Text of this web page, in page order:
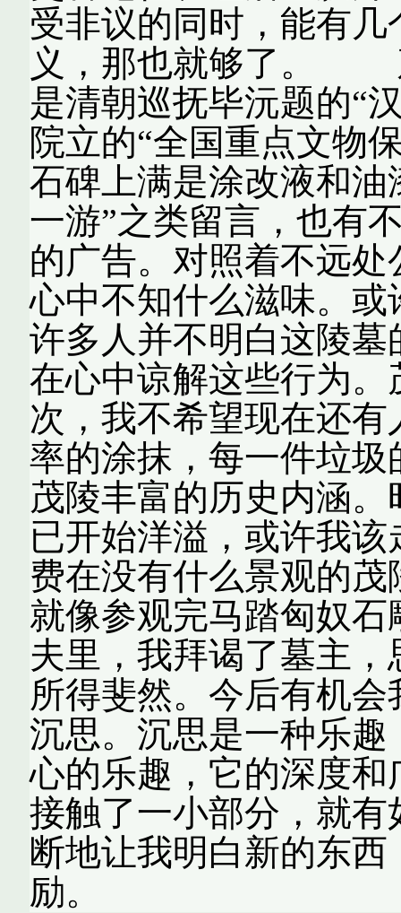
受非议的同时，能有
义，那也就够了。
是清朝巡抚毕沅题的“
院立的“全国重点文物
石碑上满是涂改液和
一游”之类留言，也有
的广告。对照着不远
心中不知什么滋味。
许多人并不明白这陵
在心中谅解这些行为
次，我不希望现在还
率的涂抹，每一件垃
茂陵丰富的历史内涵
已开始洋溢，或许我
费在没有什么景观的
就像参观完马踏匈奴
夫里，我拜谒了墓主
所得斐然。今后有机
沉思。沉思是一种乐
心的乐趣，它的深度
接触了一小部分，就
断地让我明白新的东
励。